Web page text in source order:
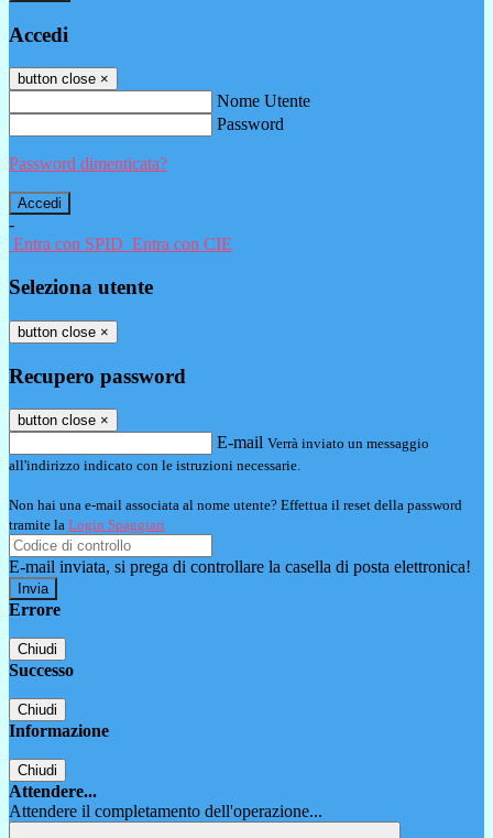
Accedi
button close ×
Nome Utente
Password
Password dimenticata?
-
Entra con SPID Entra con CIE
Seleziona utente
button close ×
Recupero password
button close ×
E-mail Verrà inviato un messaggio
all'indirizzo indicato con le istruzioni necessarie.
Non hai una e-mail associata al nome utente? Effettua il reset della password
tramite la Login Spaggiari
E-mail inviata, si prega di controllare la casella di posta elettronica!
Errore
Chiudi
Successo
Chiudi
Informazione
Chiudi
Attendere...
Attendere il completamento dell'operazione...